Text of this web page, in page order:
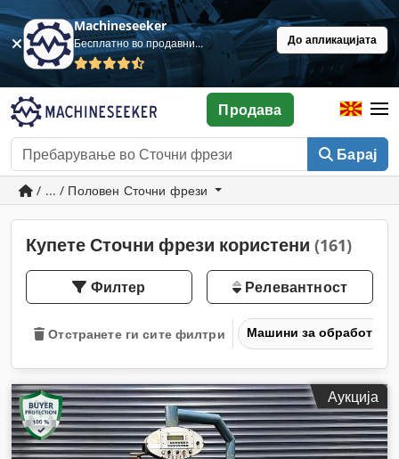
Machineseeker
Бесплатно во продавница До апликацијата
Барај
Продава
/ ... / Половен Сточни фрези
Купете Сточни фрези користени (161)
Филтер Релевантност
Отстранете ги сите филтри Машини за обработка
Аукција